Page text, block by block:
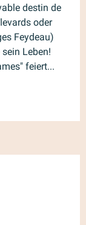
destin de
oder
Feydeau)
Leben!
feiert...